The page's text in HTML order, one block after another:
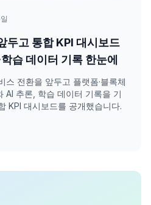
두고 통합 KPI 대시보드
습 데이터 기록 한눈에
전환을 앞두고 플랫폼·블록체
AI 추론, 학습 데이터 기록을 기
KPI 대시보드를 공개했습니다.